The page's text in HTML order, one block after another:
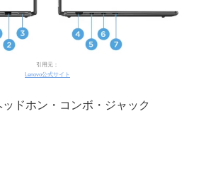
引用元：
Lenovo公式サイト
ドホン・コンボ・ジャック